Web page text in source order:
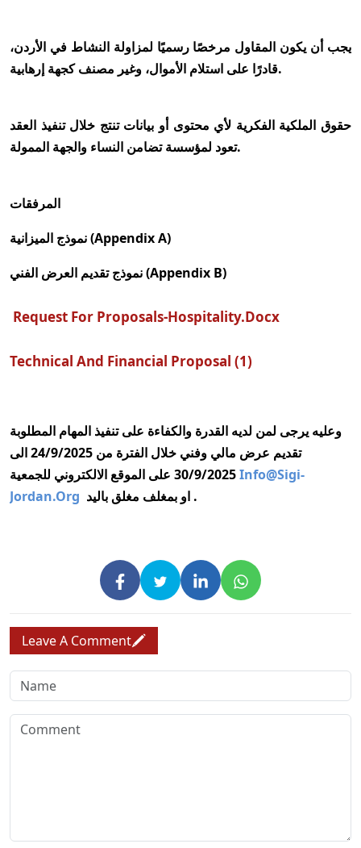
يجب أن يكون المقاول مرخصًا رسميًا لمزاولة النشاط في الأردن،
قادرًا على استلام الأموال، وغير مصنف كجهة إرهابية.
حقوق الملكية الفكرية لأي محتوى أو بيانات تنتج خلال تنفيذ العقد
تعود لمؤسسة تضامن النساء والجهة الممولة.
المرفقات
نموذج الميزانية (Appendix A)
نموذج تقديم العرض الفني (Appendix B)
Request For Proposals-Hospitality.docx
Technical And Financial Proposal (1)
وعليه يرجى لمن لديه القدرة والكفاءة على تنفيذ المهام المطلوبة
تقديم عرض مالي وفني خلال الفترة من 24/9/2025 الى
30/9/2025 على الموقع الالكتروني للجمعيةInfo@sigi-
Jordan.org
او بمغلف مغلق باليد .
Leave A Comment